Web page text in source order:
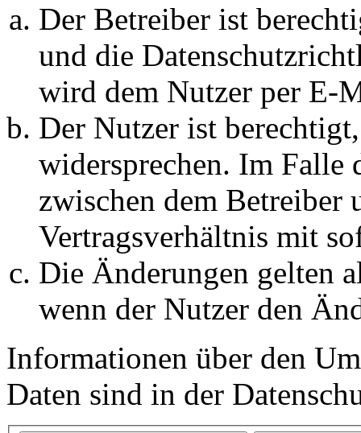
Der Betreiber ist
und die
wird dem Nutzer per E-
Der Nutzer ist
widersprechen. Im Falle
zwischen dem Betreiber
Vertragsverhältnis mit
Die Änderungen gelten
wenn der Nutzer den
Informationen über den
Daten sind in der